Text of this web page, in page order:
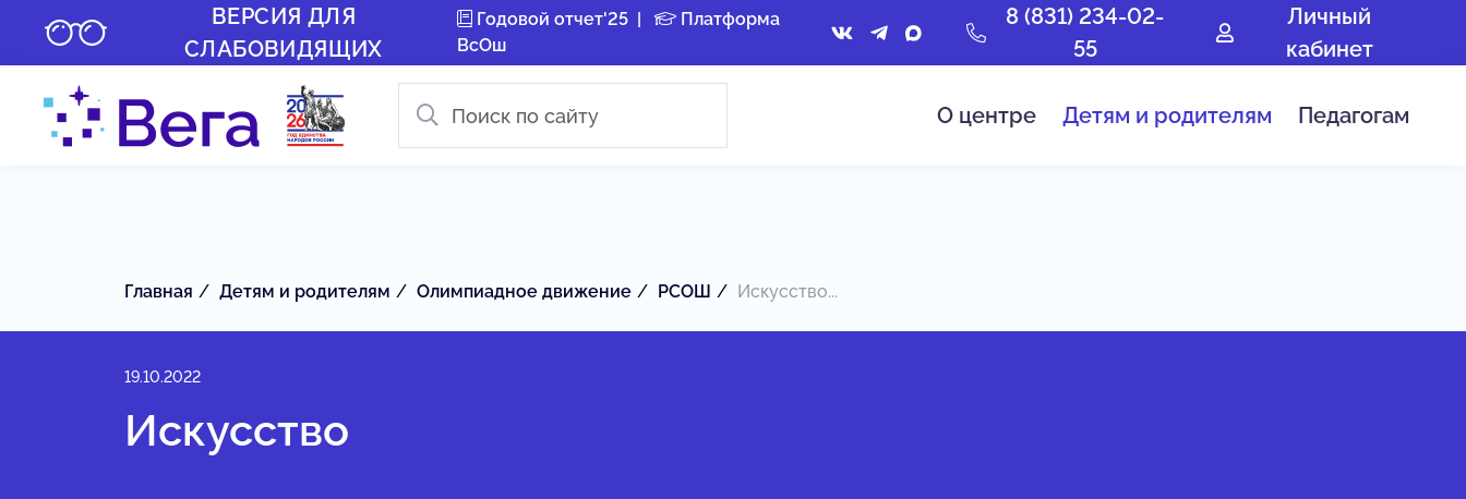
ВЕРСИЯ ДЛЯ
СЛАБОВИДЯЩИХ
Годовой отчет'25|
Платформа
ВсОш
8 (831) 234-02-
55
Личный
кабинет
О центре Детям и родителям Педагогам
Главная Детям и родителям Олимпиадное движение РСОШ Искусство...
19.10.2022
Искусство